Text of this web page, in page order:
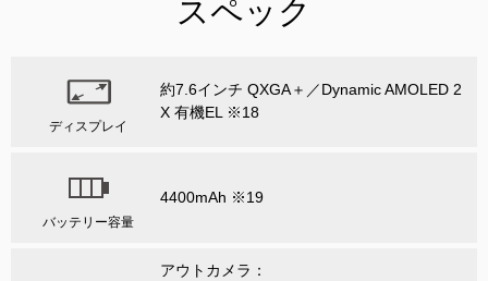
スペック
ディスプレイ
約7.6インチ QXGA＋／Dynamic AMOLED 2
X 有機EL ※18
バッテリー容量
4400mAh ※19
アウトカメラ：